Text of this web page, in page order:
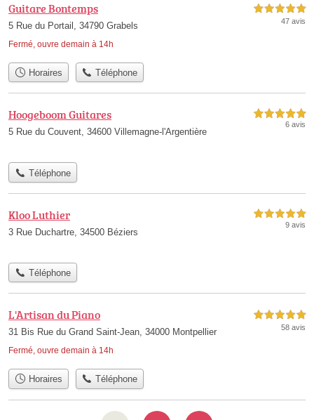
Guitare Bontemps
5 Rue du Portail, 34790 Grabels
Fermé, ouvre demain à 14h
5,0 étoiles sur 5
47 avis
Horaires Téléphone
Hoogeboom Guitares
5 Rue du Couvent, 34600 Villemagne-l'Argentière
5,0 étoiles sur 5
6 avis
Téléphone
Kloo Luthier
3 Rue Duchartre, 34500 Béziers
5,0 étoiles sur 5
9 avis
Téléphone
L'Artisan du Piano
31 Bis Rue du Grand Saint-Jean, 34000 Montpellier
Fermé, ouvre demain à 14h
5,0 étoiles sur 5
58 avis
Horaires Téléphone